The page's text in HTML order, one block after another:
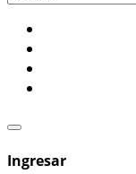
Ingresar